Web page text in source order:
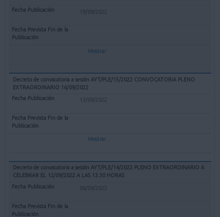
19/09/2022
Mostrar
Decreto de convocatoria a sesión AYT/PLE/15/2022 CONVOCATORIA PLENO
EXTRAORDINARIO 16/09/2022
13/09/2022
Mostrar
Decreto de convocatoria a sesión AYT/PLE/14/2022 PLENO EXTRAORDINARIO A
CELEBRAR EL 12/09/2022 A LAS 13:30 HORAS
06/09/2022